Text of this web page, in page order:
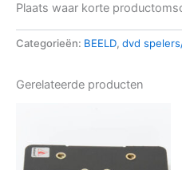
Plaats waar korte
Categorieën: BEELD, dvd
Gerelateerde producten